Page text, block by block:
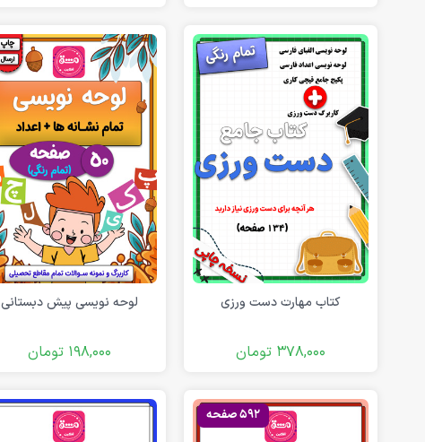
کتاب مهارت دست ورزی
378,000 تومان
لوحه نویسی پیش دبستانی
198,000 تومان
592 صفحه